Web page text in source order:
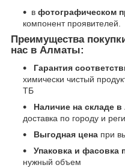
в фотографическом
компонент проявителей.
Преимущества
нас в Алматы:
Гарантия
химически чистый
ТБ
Наличие на складе
доставка по городу и
Выгодная цена при
Упаковка и фасовка
нужный объем